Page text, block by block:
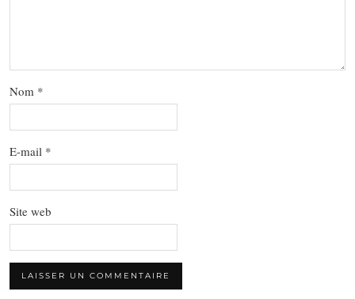
Nom *
E-mail *
Site web